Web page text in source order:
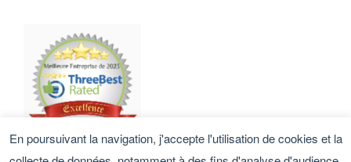
En poursuivant la navigation, j'accepte l'utilisation de cookies et la